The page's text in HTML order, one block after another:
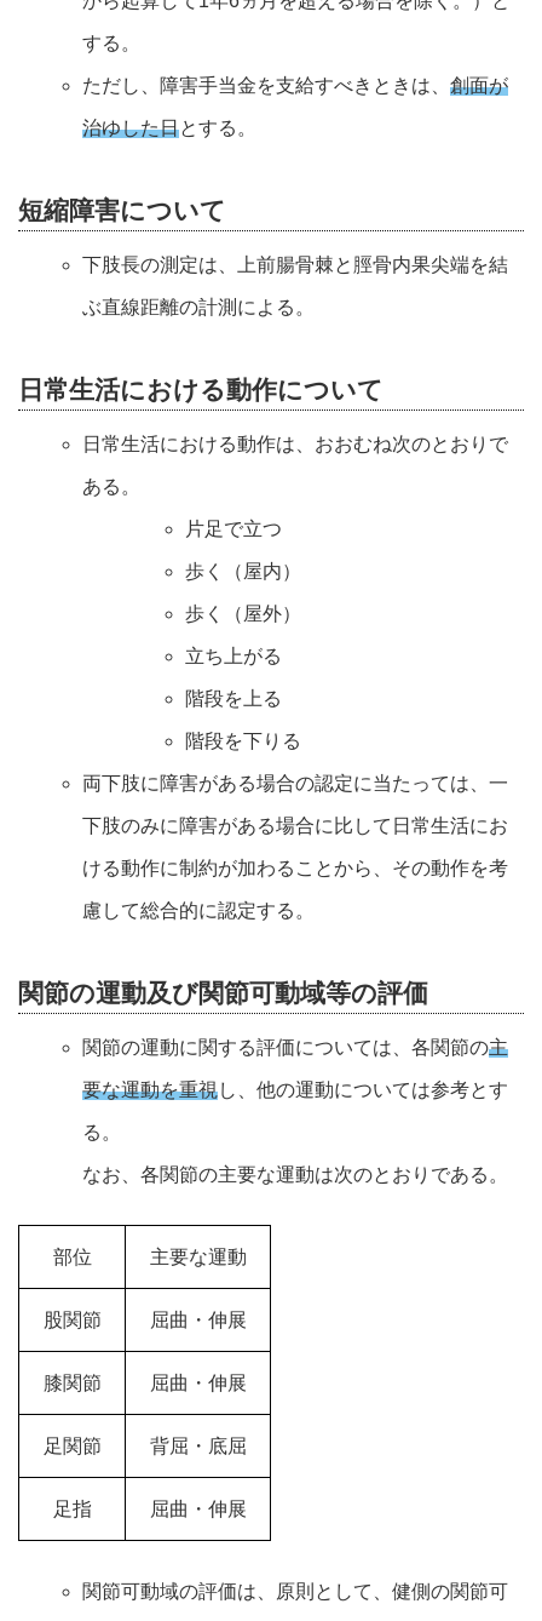
する。
ただし、障害手当金を支給すべきときは、 創面が
治ゆした日とする。
短縮障害について
下肢長の測定は、上前腸骨棘と脛骨内果尖端を結
ぶ直線距離の計測による。
日常生活における動作について
日常生活における動作は、おおむね次のとおりで
ある。
片足で立つ
歩く（屋内）
歩く（屋外）
立ち上がる
階段を上る
階段を下りる
両下肢に障害がある場合の認定に当たっては、一
下肢のみに障害がある場合に比して日常生活にお
ける動作に制約が加わることから、その動作を考
慮して総合的に認定する。
関節の運動及び関節可動域等の評価
関節の運動に関する評価については、各関節の主
要な運動を重視し、他の運動については参考とす
る。
なお、各関節の主要な運動は次のとおりである。
部位 主要な運動
股関節 屈曲・伸展
膝関節 屈曲・伸展
足関節 背屈・底屈
足指 屈曲・伸展
関節可動域の評価は、原則として、健側の関節可